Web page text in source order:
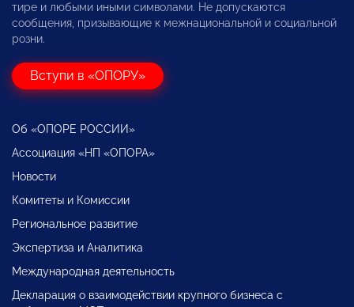
тире и любыми иными символами. Не допускаются
сообщения, призывающие к межнациональной и социальной
розни.
Вступи в «ОПОРУ»
Об «ОПОРЕ РОССИИ»
Ассоциация «НП «ОПОРА»
Новости
Комитеты и Комиссии
Региональное развитие
Экспертиза и Аналитика
Международная деятельность
Декларация о взаимодействии крупного бизнеса с